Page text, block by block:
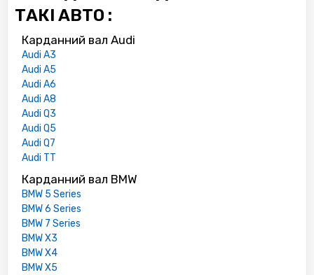
ТАКІ АВТО :
Карданний вал Audi
Audi A3
Audi A5
Audi A6
Audi A8
Audi Q3
Audi Q5
Audi Q7
Audi TT
Карданний вал BMW
BMW 5 Series
BMW 6 Series
BMW 7 Series
BMW X3
BMW X4
BMW X5